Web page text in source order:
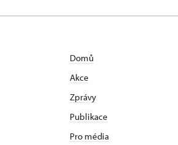
Domů
Akce
Zprávy
Publikace
Pro média